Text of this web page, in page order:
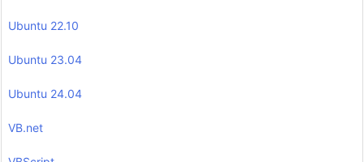
Ubuntu 22.10
Ubuntu 23.04
Ubuntu 24.04
VB.net